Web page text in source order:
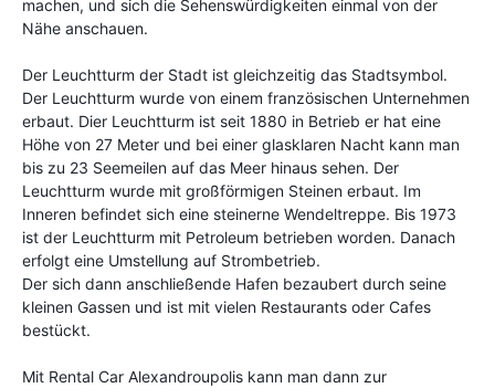
machen, und sich die Sehenswürdigkeiten einmal von der
Nähe anschauen.
Der Leuchtturm der Stadt ist gleichzeitig das Stadtsymbol.
Der Leuchtturm wurde von einem französischen Unternehmen
erbaut. Dier Leuchtturm ist seit 1880 in Betrieb er hat eine
Höhe von 27 Meter und bei einer glasklaren Nacht kann man
bis zu 23 Seemeilen auf das Meer hinaus sehen. Der
Leuchtturm wurde mit großförmigen Steinen erbaut. Im
Inneren befindet sich eine steinerne Wendeltreppe. Bis 1973
ist der Leuchtturm mit Petroleum betrieben worden. Danach
erfolgt eine Umstellung auf Strombetrieb.
Der sich dann anschließende Hafen bezaubert durch seine
kleinen Gassen und ist mit vielen Restaurants oder Cafes
bestückt.
Mit Rental Car Alexandroupolis kann man dann zur